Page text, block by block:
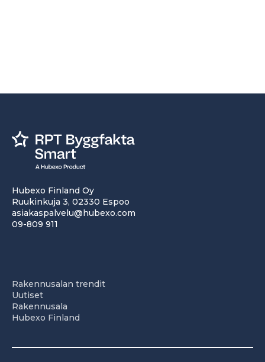
Hubexo Finland Oy
Ruukinkuja 3, 02330 Espoo
asiakaspalvelu@hubexo.com
09-809 911
Rakennusalan trendit
Uutiset
Rakennusala
Hubexo Finland